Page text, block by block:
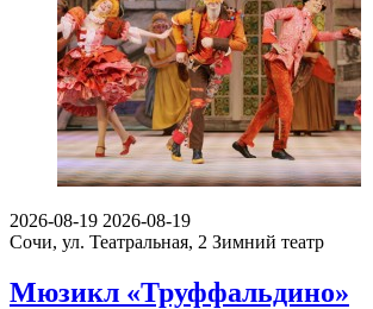
2026-08-19 2026-08-19
Сочи, ул. Театральная, 2 Зимний театр
Мюзикл «Труффальдино»